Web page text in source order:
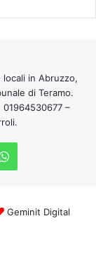
in Abruzzo,
di Teramo.
–
WhatsApp
Geminit Digital